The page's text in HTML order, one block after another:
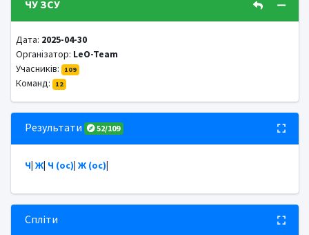
ЧУ ЗСУ
Дата: 2025-04-30
Організатор: LeO-Team
Учасників:
109
Команд: 12
Результати 52/109
Ч| Ж| Ч (ос)| Ж (ос)|
Спліти